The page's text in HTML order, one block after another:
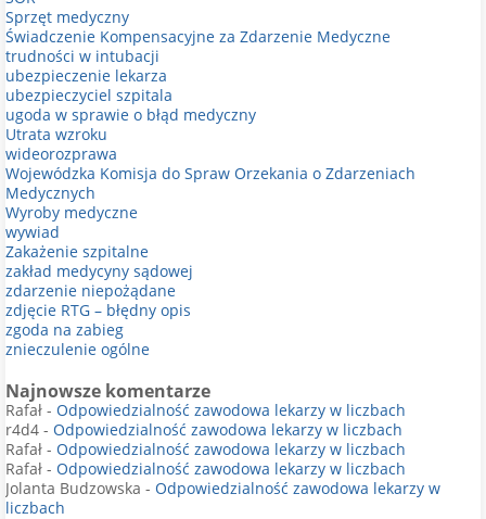
Sprzęt medyczny
Świadczenie Kompensacyjne za Zdarzenie Medyczne
trudności w intubacji
ubezpieczenie lekarza
ubezpieczyciel szpitala
ugoda w sprawie o błąd medyczny
Utrata wzroku
wideorozprawa
Wojewódzka Komisja do Spraw Orzekania o Zdarzeniach
Medycznych
Wyroby medyczne
wywiad
Zakażenie szpitalne
zakład medycyny sądowej
zdarzenie niepożądane
zdjęcie RTG – błędny opis
zgoda na zabieg
znieczulenie ogólne
Najnowsze komentarze
Rafał - Odpowiedzialność zawodowa lekarzy w liczbach
r4d4 - Odpowiedzialność zawodowa lekarzy w liczbach
Rafał - Odpowiedzialność zawodowa lekarzy w liczbach
Rafał - Odpowiedzialność zawodowa lekarzy w liczbach
Jolanta Budzowska - Odpowiedzialność zawodowa lekarzy w
liczbach